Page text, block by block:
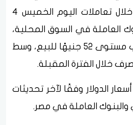
من الاستقرار النسبي خلال تعاملات اليوم الخميس 4
البنوك العاملة في السوق المحلية،
مع استمرار التداول قرب مستوى 52 جنيهًا للبيع، وسط
خلال الفترة المقبلة.
الدولار وفقًا لآخر تحديثات
والبنوك العاملة في مصر.